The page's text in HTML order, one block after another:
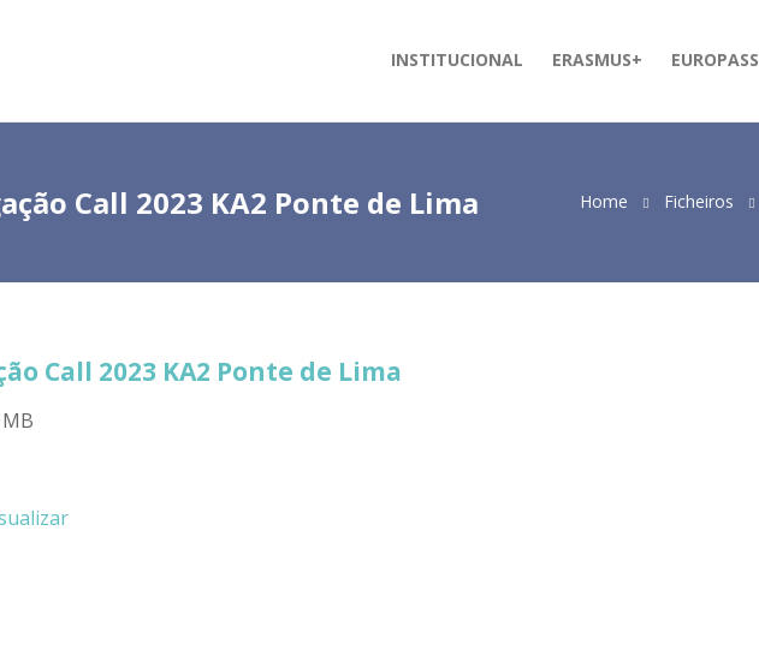
INSTITUCIONAL ERASMUS+ EUROPASS
Call 2023 KA2 Ponte de Lima Home Ficheiros
Call 2023 KA2 Ponte de Lima